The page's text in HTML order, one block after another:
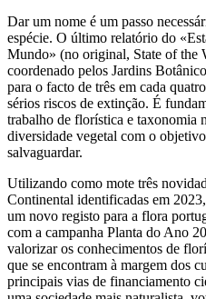
Dar um nome é um passo
espécie. O último relatório do
Mundo» (no original, State of the
coordenado pelos Jardins
para o facto de três em cada
sérios riscos de extinção. É
trabalho de florística e taxonomia
diversidade vegetal com o
salvaguardar.
Utilizando como mote três
Continental identificadas em
um novo registo para a flora
com a campanha Planta do Ano
valorizar os conhecimentos de
que se encontram à margem dos
principais vias de financiamento